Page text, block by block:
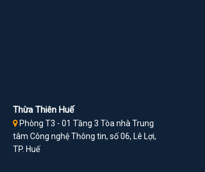
Thừa Thiên Huế
Phòng T3 - 01 Tầng 3 Tòa nhà Trung
tâm Công nghệ Thông tin, số 06, Lê Lợi,
TP. Huế